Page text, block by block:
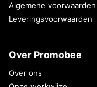
Algemene voorwaarden
Leveringsvoorwaarden
Over Promobee
Over ons